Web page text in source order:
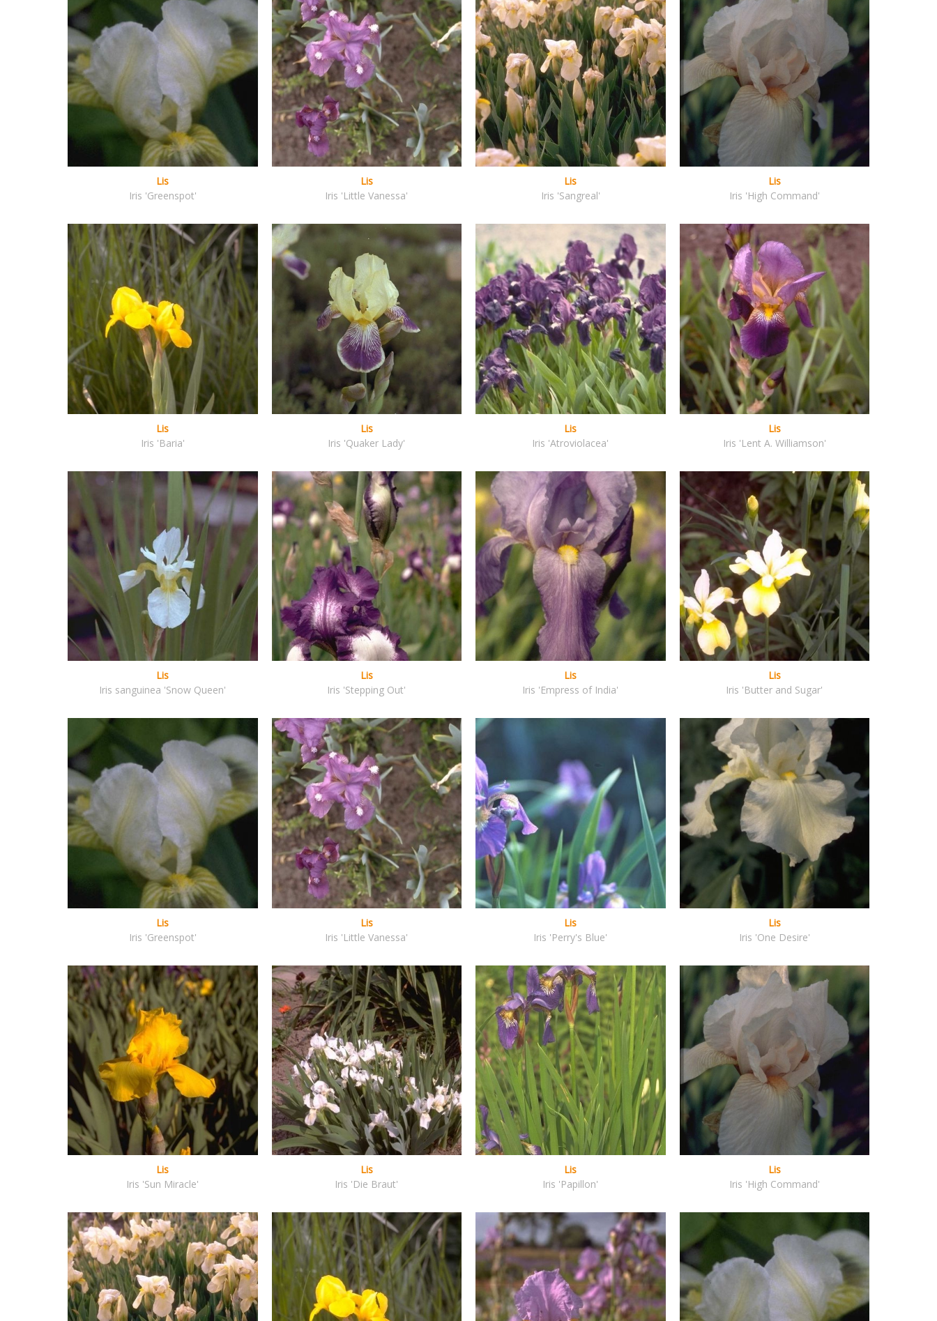
Lis
Iris 'Greenspot'
Lis
Iris 'Little Vanessa'
Lis
Iris 'Sangreal'
Lis
Iris 'High Command'
Lis
Iris 'Baria'
Lis
Iris 'Quaker Lady'
Lis
Iris 'Atroviolacea'
Lis
Iris 'Lent A. Williamson'
Lis
Iris sanguinea 'Snow Queen'
Lis
Iris 'Stepping Out'
Lis
Iris 'Empress of India'
Lis
Iris 'Butter and Sugar'
Lis
Iris 'Greenspot'
Lis
Iris 'Little Vanessa'
Lis
Iris 'Perry's Blue'
Lis
Iris 'One Desire'
Lis
Iris 'Sun Miracle'
Lis
Iris 'Die Braut'
Lis
Iris 'Papillon'
Lis
Iris 'High Command'